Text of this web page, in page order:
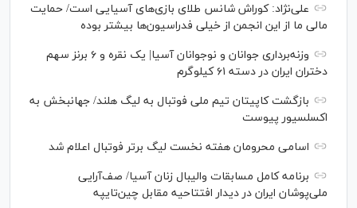
علی‌نژاد: کوراش شانس طلای بازی‌های آسیایی است/ حمایت
مالی ما از این انجمن از خیلی فدراسیون‌ها بیشتر بوده
وزنه‌برداری جوانان و نوجوانان آسیا| یک نقره و ۶ برنز سهم
دختران ایران در دسته ۶۱ کیلوگرم
بازگشت کاپیتان تیم ملی فوتبال به لیگ هلند/ جهانبخش به
اکسلسیور پیوست
اسامی محرومان هفته نخست لیگ برتر فوتبال اعلام شد
برنامه کامل مسابقات والیبال زنان آسیا/ صف‌آرایی
ملی‌پوشان ایران در دیدار افتتاحیه مقابل چین‌تایپه